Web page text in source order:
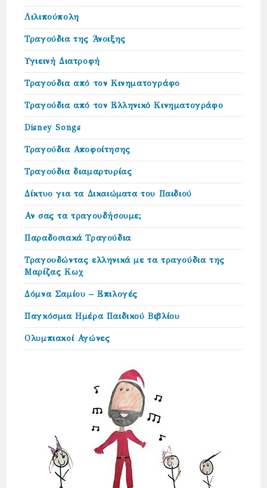
Λιλιπούπολη
Τραγούδια της Άνοιξης
Υγιεινή Διατροφή
Τραγούδια από τον Κινηματογράφο
Τραγούδια από τον Ελληνικό Κινηματογράφο
Disney Songs
Τραγούδια Αποφοίτησης
Τραγούδια διαμαρτυρίας
Δίκτυο για τα Δικαιώµατα του Παιδιού
Αν σας τα τραγουδήσουμε;
Παραδοσιακά Τραγούδια
Τραγουδώντας ελληνικά με τα τραγούδια της
Μαρίζας Κωχ
Δόμνα Σαμίου – Επιλογές
Παγκόσμια Ημέρα Παιδικού Βιβλίου
Ολυμπιακοί Αγώνες